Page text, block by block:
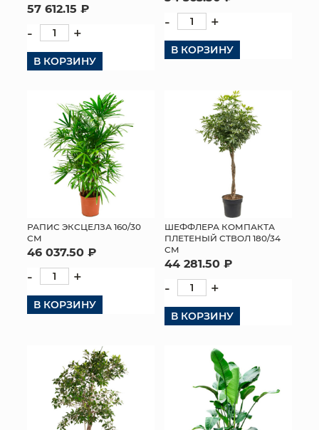
57 612.15 ₽
- +
В КОРЗИНУ
- +
В КОРЗИНУ
РАПИС ЭКСЦЕЛЗА 160/30
СМ
46 037.50 ₽
- +
В КОРЗИНУ
ШЕФФЛЕРА КОМПАКТА
ПЛЕТЕНЫЙ СТВОЛ 180/34
СМ
44 281.50 ₽
- +
В КОРЗИНУ